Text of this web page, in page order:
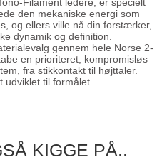
den mekaniske energi som
og ellers ville nå din forstærker,
dynamik og definition.
gennem hele Norse 2-
en prioriteret, kompromisløs
fra stikkontakt til højttaler.
til formålet.
KIGGE PÅ..